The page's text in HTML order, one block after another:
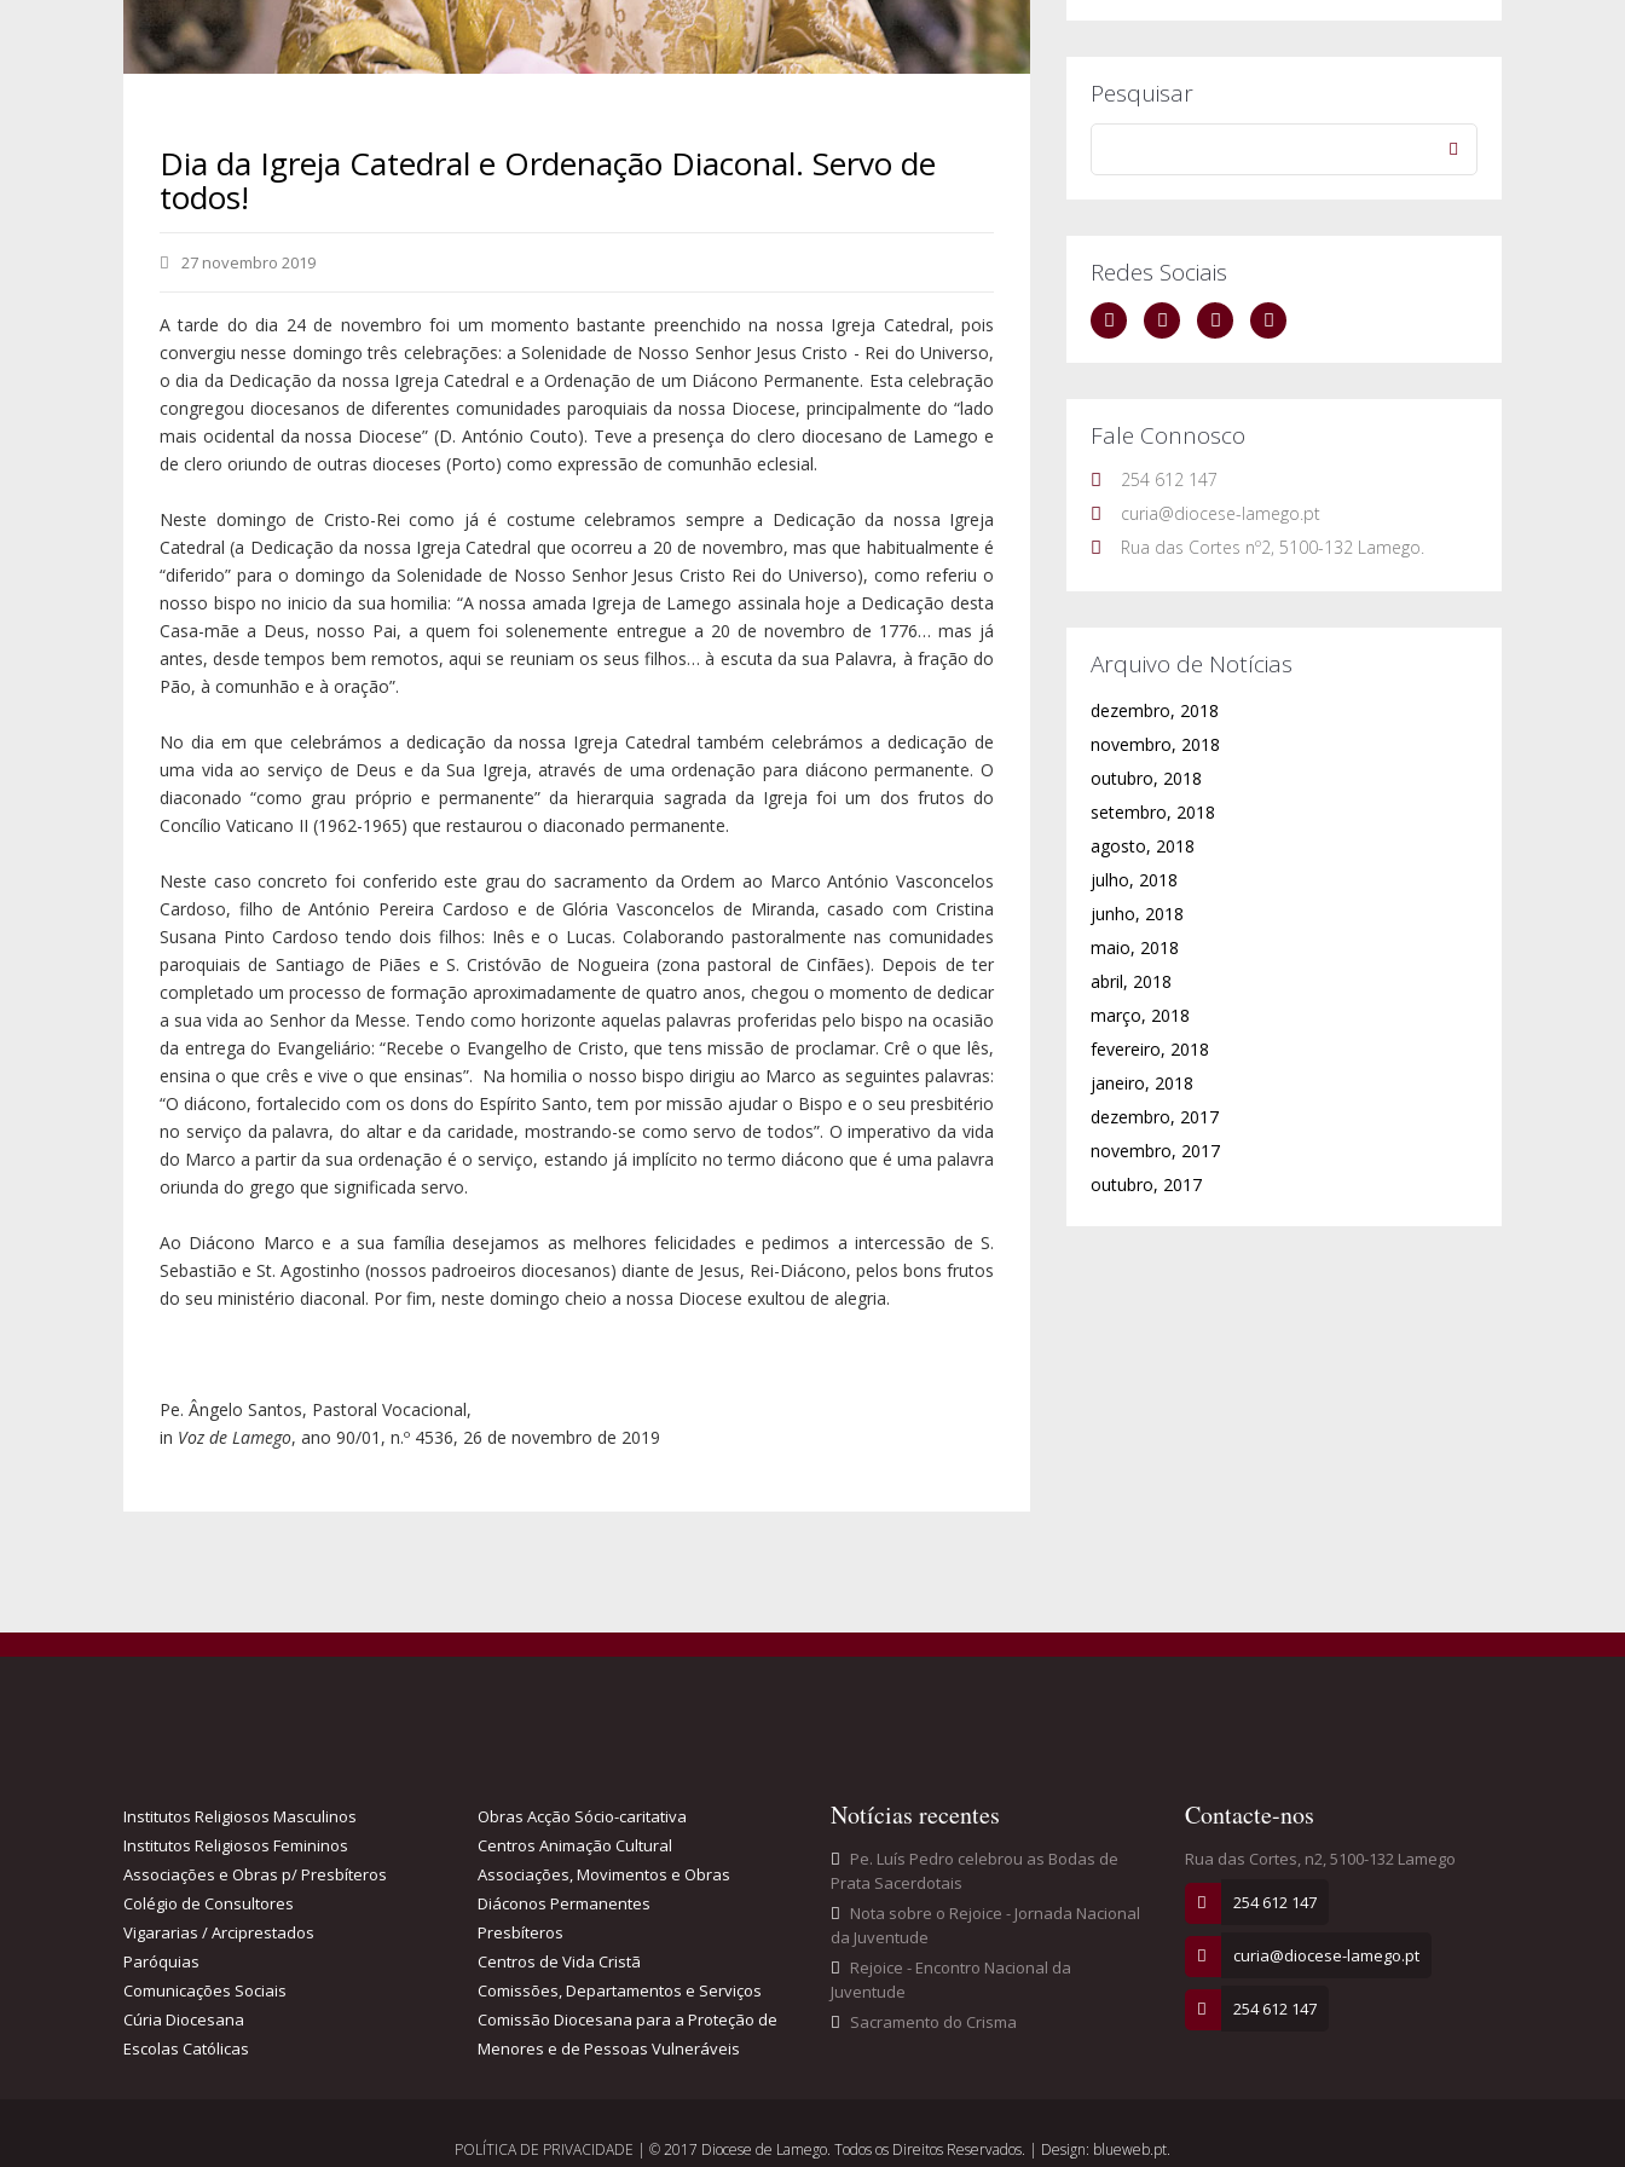
Dia da Igreja Catedral e Ordenação Diaconal. Servo de
todos!
27 novembro 2019
A tarde do dia 24 de novembro foi um momento bastante preenchido na nossa Igreja Catedral, pois
convergiu nesse domingo três celebrações: a Solenidade de Nosso Senhor Jesus Cristo - Rei do Universo,
o dia da Dedicação da nossa Igreja Catedral e a Ordenação de um Diácono Permanente. Esta celebração
congregou diocesanos de diferentes comunidades paroquiais da nossa Diocese, principalmente do “lado
mais ocidental da nossa Diocese” (D. António Couto). Teve a presença do clero diocesano de Lamego e
de clero oriundo de outras dioceses (Porto) como expressão de comunhão eclesial.
Neste domingo de Cristo-Rei como já é costume celebramos sempre a Dedicação da nossa Igreja
Catedral (a Dedicação da nossa Igreja Catedral que ocorreu a 20 de novembro, mas que habitualmente é
“diferido” para o domingo da Solenidade de Nosso Senhor Jesus Cristo Rei do Universo), como referiu o
nosso bispo no inicio da sua homilia: “A nossa amada Igreja de Lamego assinala hoje a Dedicação desta
Casa-mãe a Deus, nosso Pai, a quem foi solenemente entregue a 20 de novembro de 1776… mas já
antes, desde tempos bem remotos, aqui se reuniam os seus filhos… à escuta da sua Palavra, à fração do
Pão, à comunhão e à oração”.
No dia em que celebrámos a dedicação da nossa Igreja Catedral também celebrámos a dedicação de
uma vida ao serviço de Deus e da Sua Igreja, através de uma ordenação para diácono permanente. O
diaconado “como grau próprio e permanente” da hierarquia sagrada da Igreja foi um dos frutos do
Concílio Vaticano II (1962-1965) que restaurou o diaconado permanente.
Neste caso concreto foi conferido este grau do sacramento da Ordem ao Marco António Vasconcelos
Cardoso, filho de António Pereira Cardoso e de Glória Vasconcelos de Miranda, casado com Cristina
Susana Pinto Cardoso tendo dois filhos: Inês e o Lucas. Colaborando pastoralmente nas comunidades
paroquiais de Santiago de Piães e S. Cristóvão de Nogueira (zona pastoral de Cinfães). Depois de ter
completado um processo de formação aproximadamente de quatro anos, chegou o momento de dedicar
a sua vida ao Senhor da Messe. Tendo como horizonte aquelas palavras proferidas pelo bispo na ocasião
da entrega do Evangeliário: “Recebe o Evangelho de Cristo, que tens missão de proclamar. Crê o que lês,
ensina o que crês e vive o que ensinas”. Na homilia o nosso bispo dirigiu ao Marco as seguintes palavras:
“O diácono, fortalecido com os dons do Espírito Santo, tem por missão ajudar o Bispo e o seu presbitério
no serviço da palavra, do altar e da caridade, mostrando-se como servo de todos”. O imperativo da vida
do Marco a partir da sua ordenação é o serviço, estando já implícito no termo diácono que é uma palavra
oriunda do grego que significada servo.
Ao Diácono Marco e a sua família desejamos as melhores felicidades e pedimos a intercessão de S.
Sebastião e St. Agostinho (nossos padroeiros diocesanos) diante de Jesus, Rei-Diácono, pelos bons frutos
do seu ministério diaconal. Por fim, neste domingo cheio a nossa Diocese exultou de alegria.
Pe. Ângelo Santos, Pastoral Vocacional,
in Voz de Lamego, ano 90/01, n.º 4536, 26 de novembro de 2019
Pesquisar
Redes Sociais
Fale Connosco
254 612 147
curia@diocese-lamego.pt
Rua das Cortes nº2, 5100-132 Lamego.
Arquivo de Notícias
dezembro, 2018
novembro, 2018
outubro, 2018
setembro, 2018
agosto, 2018
julho, 2018
junho, 2018
maio, 2018
abril, 2018
março, 2018
fevereiro, 2018
janeiro, 2018
dezembro, 2017
novembro, 2017
outubro, 2017
Institutos Religiosos Masculinos
Institutos Religiosos Femininos
Associações e Obras p/ Presbíteros
Colégio de Consultores
Vigararias / Arciprestados
Paróquias
Comunicações Sociais
Cúria Diocesana
Escolas Católicas
Obras Acção Sócio-caritativa
Centros Animação Cultural
Associações, Movimentos e Obras
Diáconos Permanentes
Presbíteros
Centros de Vida Cristã
Comissões, Departamentos e Serviços
Comissão Diocesana para a Proteção de
Menores e de Pessoas Vulneráveis
Notícias recentes
Pe. Luís Pedro celebrou as Bodas de
Prata Sacerdotais
Nota sobre o Rejoice - Jornada Nacional
da Juventude
Rejoice - Encontro Nacional da
Juventude
Sacramento do Crisma
Contacte-nos
Rua das Cortes, n2, 5100-132 Lamego
254 612 147
curia@diocese-lamego.pt
254 612 147
POLÍTICA DE PRIVACIDADE | © 2017 Diocese de Lamego. Todos os Direitos Reservados. | Design: blueweb.pt.